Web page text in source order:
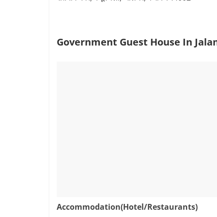
Government Guest House In
Accommodation(Hotel/Restaurants)